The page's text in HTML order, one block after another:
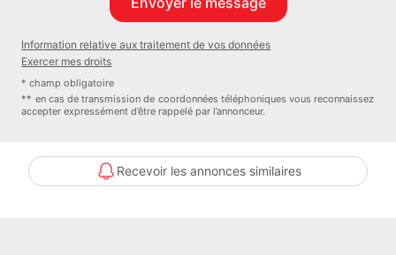
Installations équestres :
- 2 prés clôturés
- 3 boxes de 3m*4m disposant chacun d'un abreuvoir et d'une
mangeoire
Information relative aux traitement de vos données
Exercer mes droits
* champ obligatoire
** en cas de transmission de coordonnées téléphoniques vous reconnaissez
accepter expressément d’être rappelé par l’annonceur.
Recevoir les annonces similaires